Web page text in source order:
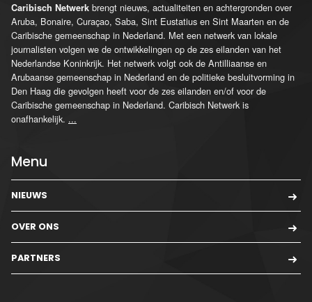
Caribisch Netwerk brengt nieuws, actualiteiten en achtergronden over
Aruba, Bonaire, Curaçao, Saba, Sint Eustatius en Sint Maarten en de
Caribische gemeenschap in Nederland. Met een netwerk van lokale
journalisten volgen we de ontwikkelingen op de zes eilanden van het
Nederlandse Koninkrijk. Het netwerk volgt ook de Antilliaanse en
Arubaanse gemeenschap in Nederland en de politieke besluitvorming in
Den Haag die gevolgen heeft voor de zes eilanden en/of voor de
Caribische gemeenschap in Nederland. Caribisch Netwerk is
onafhankelijk. ...
Menu
NIEUWS
OVER ONS
PARTNERS